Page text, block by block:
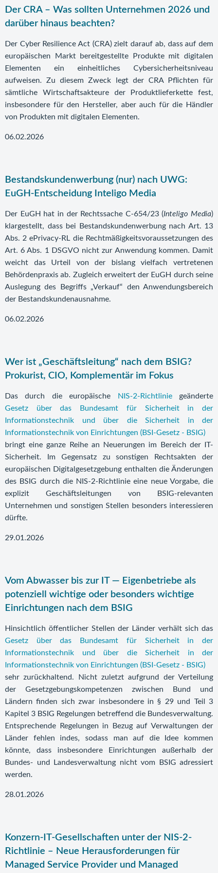
Der CRA – Was sollten Unternehmen 2026 und
darüber hinaus beachten?
Der Cyber Resilience Act (CRA) zielt darauf ab, dass auf dem
europäischen Markt bereitgestellte Produkte mit digitalen
Elementen ein einheitliches Cybersicherheitsniveau
aufweisen. Zu diesem Zweck legt der CRA Pflichten für
sämtliche Wirtschaftsakteure der Produktlieferkette fest,
insbesondere für den Hersteller, aber auch für die Händler
von Produkten mit digitalen Elementen.
06.02.2026
Bestandskundenwerbung (nur) nach UWG:
EuGH-Entscheidung Inteligo Media
Der EuGH hat in der Rechtssache C-654/23 (Inteligo Media)
klargestellt, dass bei Bestandskundenwerbung nach Art. 13
Abs. 2 ePrivacy-RL die Rechtmäßigkeitsvoraussetzungen des
Art. 6 Abs. 1 DSGVO nicht zur Anwendung kommen. Damit
weicht das Urteil von der bislang vielfach vertretenen
Behördenpraxis ab. Zugleich erweitert der EuGH durch seine
Auslegung des Begriffs „Verkauf“ den Anwendungsbereich
der Bestandskundenausnahme.
06.02.2026
Wer ist „Geschäftsleitung“ nach dem BSIG?
Prokurist, CIO, Komplementär im Fokus
Das durch die europäische NIS-2-Richtliniegeänderte
Gesetz über das Bundesamt für Sicherheit in der
Informationstechnik und über die Sicherheit in der
Informationstechnik von Einrichtungen (BSI-Gesetz - BSIG)
bringt eine ganze Reihe an Neuerungen im Bereich der IT-
Sicherheit. Im Gegensatz zu sonstigen Rechtsakten der
europäischen Digitalgesetzgebung enthalten die Änderungen
des BSIG durch die NIS-2-Richtlinie eine neue Vorgabe, die
explizit Geschäftsleitungen von BSIG-relevanten
Unternehmen und sonstigen Stellen besonders interessieren
dürfte.
29.01.2026
Vom Abwasser bis zur IT — Eigenbetriebe als
potenziell wichtige oder besonders wichtige
Einrichtungen nach dem BSIG
Hinsichtlich öffentlicher Stellen der Länder verhält sich das
Gesetz über das Bundesamt für Sicherheit in der
Informationstechnik und über die Sicherheit in der
Informationstechnik von Einrichtungen (BSI-Gesetz - BSIG)
sehr zurückhaltend. Nicht zuletzt aufgrund der Verteilung
der Gesetzgebungskompetenzen zwischen Bund und
Ländern finden sich zwar insbesondere in § 29 und Teil 3
Kapitel 3 BSIG Regelungen betreffend die Bundesverwaltung.
Entsprechende Regelungen in Bezug auf Verwaltungen der
Länder fehlen indes, sodass man auf die Idee kommen
könnte, dass insbesondere Einrichtungen außerhalb der
Bundes- und Landesverwaltung nicht vom BSIG adressiert
werden.
28.01.2026
Konzern-IT-Gesellschaften unter der NIS-2-
Richtlinie – Neue Herausforderungen für
Managed Service Provider und Managed